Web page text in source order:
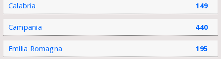
Calabria 149
Campania 440
Emilia Romagna 195